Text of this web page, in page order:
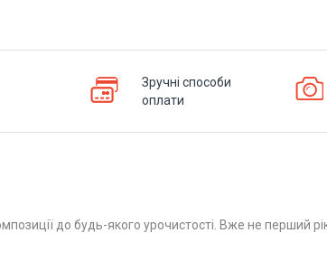
Зручні способи
оплати
до будь-якого урочистості. Вже не перший